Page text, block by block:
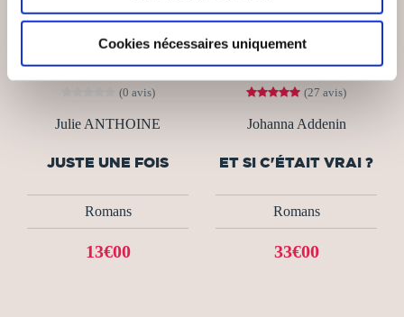
Cookies nécessaires uniquement
(0 avis)
Julie ANTHOINE
JUSTE UNE FOIS
Romans
13€00
(27 avis)
Johanna Addenin
ET SI C'ÉTAIT VRAI ?
Romans
33€00